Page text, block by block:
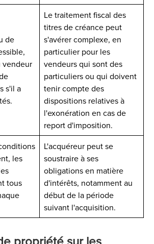
de
vendeur
s'il a
Le traitement fiscal des
titres de créance peut
s'avérer complexe, en
particulier pour les
vendeurs qui sont des
particuliers ou qui doivent
tenir compte des
dispositions relatives à
l'exonération en cas de
report d'imposition.
les
tous
L'acquéreur peut se
soustraire à ses
obligations en matière
d'intérêts, notamment au
début de la période
suivant l'acquisition.